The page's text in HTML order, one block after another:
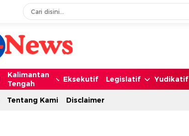
Kalimantan
Tengah
Eksekutif Legislatif Yudikatif
Tentang Kami Disclaimer